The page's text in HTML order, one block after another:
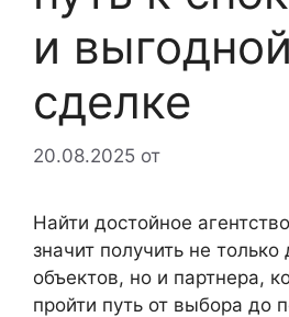
и выгодной
сделке
20.08.2025 от
Найти достойное
значит получить не только
объектов, но и партнера,
пройти путь от выбора до